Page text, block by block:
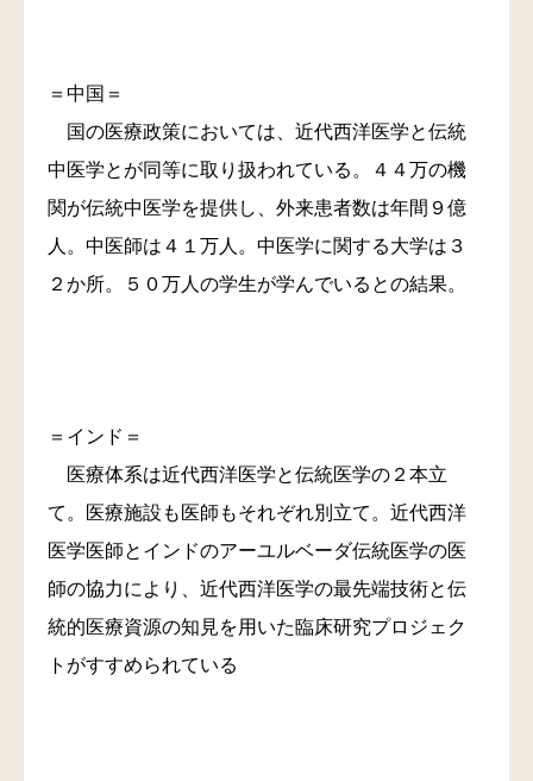
＝中国＝
国の医療政策においては、近代西洋医学と伝統
中医学とが同等に取り扱われている。４４万の機
関が伝統中医学を提供し、外来患者数は年間９億
人。中医師は４１万人。中医学に関する大学は３
２か所。５０万人の学生が学んでいるとの結果。
＝インド＝
医療体系は近代西洋医学と伝統医学の２本立
て。医療施設も医師もそれぞれ別立て。近代西洋
医学医師とインドのアーユルベーダ伝統医学の医
師の協力により、近代西洋医学の最先端技術と伝
統的医療資源の知見を用いた臨床研究プロジェク
トがすすめられている